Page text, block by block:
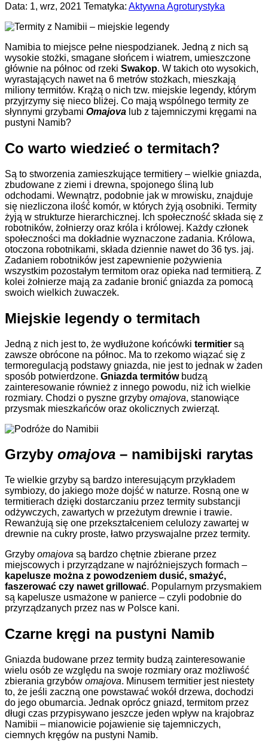
Data: 1, wrz, 2021 Tematyka: Aktywna Agroturystyka
Namibia to miejsce pełne niespodzianek. Jedną z nich są
wysokie stożki, smagane słońcem i wiatrem, umieszczone
głównie na północ od rzeki Swakop. W takich oto wysokich,
wyrastających nawet na 6 metrów stożkach, mieszkają
miliony termitów. Krążą o nich tzw. miejskie legendy, którym
przyjrzymy się nieco bliżej. Co mają wspólnego termity ze
słynnymi grzybami Omajova lub z tajemniczymi kręgami na
pustyni Namib?
Co warto wiedzieć o termitach?
Są to stworzenia zamieszkujące termitiery – wielkie gniazda,
zbudowane z ziemi i drewna, spojonego śliną lub
odchodami. Wewnątrz, podobnie jak w mrowisku, znajduje
się niezliczona ilość komór, w których żyją osobniki. Termity
żyją w strukturze hierarchicznej. Ich społeczność składa się z
robotników, żołnierzy oraz króla i królowej. Każdy członek
społeczności ma dokładnie wyznaczone zadania. Królowa,
otoczona robotnikami, składa dziennie nawet do 36 tys. jaj.
Zadaniem robotników jest zapewnienie pożywienia
wszystkim pozostałym termitom oraz opieka nad termitierą. Z
kolei żołnierze mają za zadanie bronić gniazda za pomocą
swoich wielkich żuwaczek.
Miejskie legendy o termitach
Jedną z nich jest to, że wydłużone końcówki termitier są
zawsze obrócone na północ. Ma to rzekomo wiązać się z
termoregulacją podstawy gniazda, nie jest to jednak w żaden
sposób potwierdzone. Gniazda termitówbudzą
zainteresowanie również z innego powodu, niż ich wielkie
rozmiary. Chodzi o pyszne grzyby omajova, stanowiące
przysmak mieszkańców oraz okolicznych zwierząt.
Grzyby omajova – namibijski rarytas
Te wielkie grzyby są bardzo interesującym przykładem
symbiozy, do jakiego może dojść w naturze. Rosną one w
termitierach dzięki dostarczaniu przez termity substancji
odżywczych, zawartych w przeżutym drewnie i trawie.
Rewanżują się one przekształceniem celulozy zawartej w
drewnie na cukry proste, łatwo przyswajalne przez termity.
Grzyby omajova są bardzo chętnie zbierane przez
miejscowych i przyrządzane w najróżniejszych formach –
kapelusze można z powodzeniem dusić, smażyć,
faszerować czy nawet grillować. Popularnym przysmakiem
są kapelusze usmażone w panierce – czyli podobnie do
przyrządzanych przez nas w Polsce kani.
Czarne kręgi na pustyni Namib
Gniazda budowane przez termity budzą zainteresowanie
wielu osób ze względu na swoje rozmiary oraz możliwość
zbierania grzybów omajova. Minusem termitier jest niestety
to, że jeśli zaczną one powstawać wokół drzewa, dochodzi
do jego obumarcia. Jednak oprócz gniazd, termitom przez
długi czas przypisywano jeszcze jeden wpływ na krajobraz
Namibii – mianowicie pojawienie się tajemniczych,
ciemnych kręgów na pustyni Namib.